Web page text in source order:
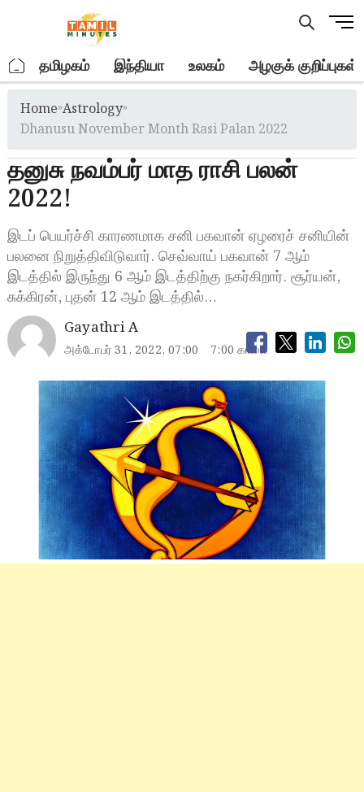
M
u
o
. தமிழகம் இந்தியா உலகம் அழகுக் குறிப்புகள்
Home»Astrology»
Dhanusu November Month Rasi Palan 2022
தனுசு நவம்பர் மாத ராசி பலன்
2022!
இடப் பெயர்ச்சி காரணமாக சனி பகவான் ஏழரைச் சனியின்
பலனை நிறுத்திவிடுவார். செவ்வாய் பகவான் 7 ஆம்
இடத்தில் இருந்து 6 ஆம் இடத்திற்கு நகர்கிறார். சூர்யன்,
சுக்கிரன், புதன் 12 ஆம் இடத்தில்…
Gayathri A
அக்டோபர் 31, 2022, 07:00 7:00 காலை